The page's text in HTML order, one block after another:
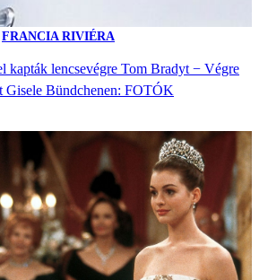
FRANCIA RIVIÉRA
kapták lencsevégre Tom Bradyt − Végre
Gisele Bündchenen: FOTÓK